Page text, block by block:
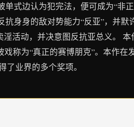
式边认为犯完法，便可成为“非
身身的敌对势能力“反亚”，并
活动，并决意图反抗亚总义。
称为“真正的赛博朋克”。本作
业界的多个奖项。